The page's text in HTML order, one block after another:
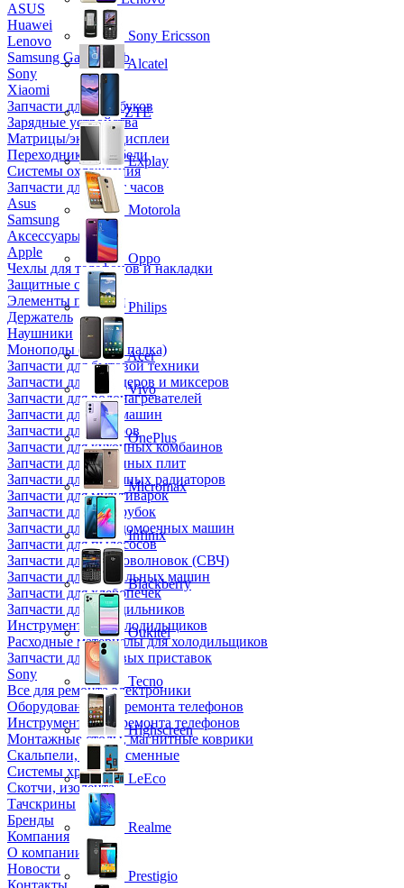
ASUS
Huawei
Lenovo
Samsung Galaxy Tab
Sony
Xiaomi
Запчасти для ноутбуков
Зарядные устройства
Матрицы/экраны/дисплеи
Переходники и кабели
Системы охлаждения
Запчасти для смарт часов
Asus
Samsung
Аксессуары
Apple
Чехлы для телефонов и накладки
Защитные стекла
Элементы питания
Держатель
Наушники
Моноподы (Селфи палка)
Запчасти для бытовой техники
Запчасти для блендеров и миксеров
Запчасти для водонагревателей
Запчасти для кофемашин
Запчасти для кулеров
Запчасти для кухонных комбаинов
Запчасти для кухонных плит
Запчасти для масляных радиаторов
Запчасти для мультиварок
Запчасти для мясорубок
Запчасти для посудомоечных машин
Запчасти для пылесосов
Запчасти для микроволновок (СВЧ)
Запчасти для стиральных машин
Запчасти для хлебопечек
Запчасти для холодильников
Инструмент для холодильщиков
Расходные материалы для холодильщиков
Запчасти для игровых приставок
Sony
Все для ремонта электроники
Оборудование для ремонта телефонов
Инструменты для ремонта телефонов
Монтажные столы, магнитные коврики
Скальпели, лезвия сменные
Системы хранения
Скотчи, изолента
Тачскрины
Бренды
Компания
О компании
Новости
Контакты
Sony Ericsson
Alcatel
ZTE
Explay
Motorola
Oppo
Philips
Acer
Vivo
OnePlus
Micromax
Infinix
Blackberry
Oukitel
Tecno
Highscreen
LeEco
Realme
Prestigio